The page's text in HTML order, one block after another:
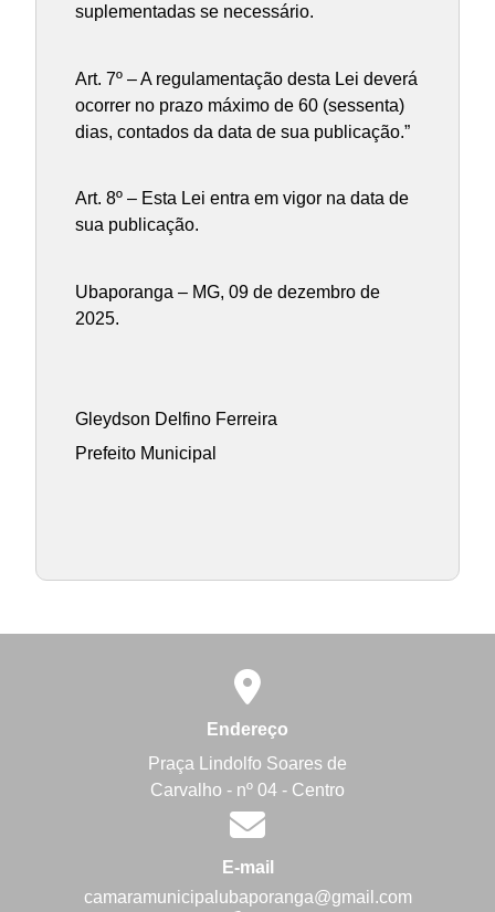
suplementadas se necessário.
Art. 7º – A regulamentação desta Lei deverá
ocorrer no prazo máximo de 60 (sessenta)
dias, contados da data de sua publicação.”
Art. 8º – Esta Lei entra em vigor na data de
sua publicação.
Ubaporanga – MG, 09 de dezembro de
2025.
Gleydson Delfino Ferreira
Prefeito Municipal
Endereço
Praça Lindolfo Soares de
Carvalho - nº 04 - Centro
E-mail
camaramunicipalubaporanga@gmail.com